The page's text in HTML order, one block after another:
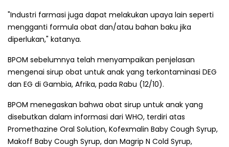
"Industri farmasi juga dapat melakukan upaya lain seperti
mengganti formula obat dan/atau bahan baku jika
diperlukan," katanya.
BPOM sebelumnya telah menyampaikan penjelasan
mengenai sirup obat untuk anak yang terkontaminasi DEG
dan EG di Gambia, Afrika, pada Rabu (12/10).
BPOM menegaskan bahwa obat sirup untuk anak yang
disebutkan dalam informasi dari WHO, terdiri atas
Promethazine Oral Solution, Kofexmalin Baby Cough Syrup,
Makoff Baby Cough Syrup, dan Magrip N Cold Syrup,